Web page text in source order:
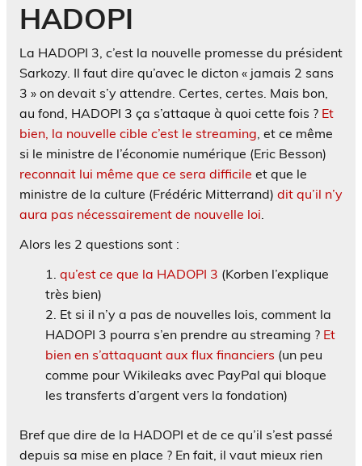
HADOPI
La HADOPI 3, c’est la nouvelle promesse du président
Sarkozy. Il faut dire qu’avec le dicton « jamais 2 sans
3 » on devait s’y attendre. Certes, certes. Mais bon,
au fond, HADOPI 3 ça s’attaque à quoi cette fois ? Et
bien, la nouvelle cible c’est le streaming, et ce même
si le ministre de l’économie numérique (Eric Besson)
reconnait lui même que ce sera difficile et que le
ministre de la culture (Frédéric Mitterrand) dit qu’il n’y
aura pas nécessairement de nouvelle loi.
Alors les 2 questions sont :
qu’est ce que la HADOPI 3 (Korben l’explique
très bien)
Et si il n’y a pas de nouvelles lois, comment la
HADOPI 3 pourra s’en prendre au streaming ? Et
bien en s’attaquant aux flux financiers (un peu
comme pour Wikileaks avec PayPal qui bloque
les transferts d’argent vers la fondation)
Bref que dire de la HADOPI et de ce qu’il s’est passé
depuis sa mise en place ? En fait, il vaut mieux rien